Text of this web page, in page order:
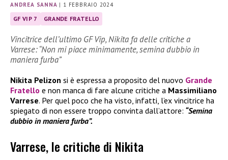
ANDREA SANNA | 1 FEBBRAIO 2024
GF VIP 7 GRANDE FRATELLO
Vincitrice dell’ultimo GF Vip, Nikita fa delle critiche a
Varrese: “Non mi piace minimamente, semina dubbio in
maniera furba”
Nikita Pelizon si è espressa a proposito del nuovo Grande
Fratello e non manca di fare alcune critiche a Massimiliano
Varrese. Per quel poco che ha visto, infatti, l’ex vincitrice ha
spiegato di non essere troppo convinta dall’attore: “Semina
dubbio in maniera furba”.
Varrese, le critiche di Nikita